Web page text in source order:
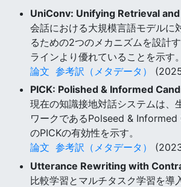
UniConv: Unifying Retrieval
会話における大規模言語モデルに
るための2つのメカニズムを設計
ラインより優れていることを示す。
論文 参考訳（メタデータ）
PICK: Polished & Informed
現在の知識接地対話システムは、
ワークであるPolseed &
のPICKの有効性を示す。
論文 参考訳（メタデータ）
Utterance Rewriting with
比較学習とマルチタスク学習を導